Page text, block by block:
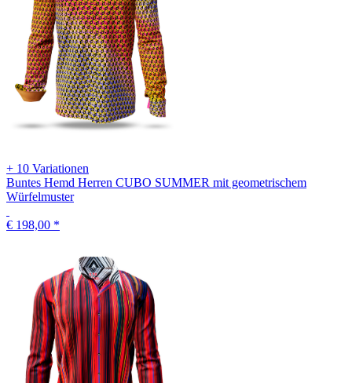
+ 10 Variationen
Buntes Hemd Herren CUBO SUMMER mit geometrischem
Würfelmuster
€ 198,00 *